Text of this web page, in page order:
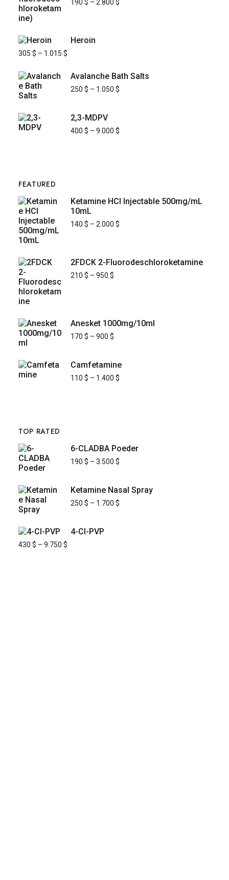
190 $ – 2.800 $
Heroin
305 $ – 1.015 $
Avalanche Bath Salts
250 $ – 1.050 $
2,3-MDPV
400 $ – 9.000 $
FEATURED
Ketamine HCl Injectable 500mg/mL
10mL
140 $ – 2.000 $
2FDCK 2-Fluorodeschloroketamine
210 $ – 950 $
Anesket 1000mg/10ml
170 $ – 900 $
Camfetamine
110 $ – 1.400 $
TOP RATED
6-CLADBA Poeder
190 $ – 3.500 $
Ketamine Nasal Spray
250 $ – 1.700 $
4-Cl-PVP
430 $ – 9.750 $